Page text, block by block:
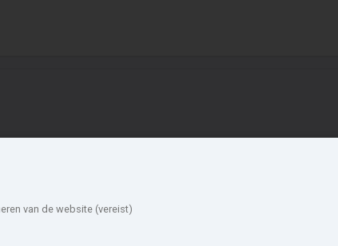
Amsterdam
van de website (vereist)